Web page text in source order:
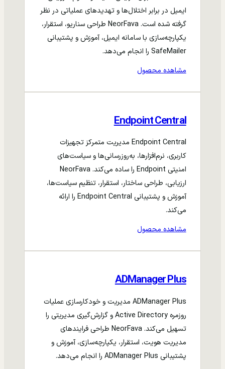
ایمیل در برابر اختلال‌ها و تهدیدهای عملیاتی در نظر
گرفته شده است. NeorFava طراحی سناریو، استقرار،
یکپارچه‌سازی با سامانه ایمیل، آموزش و پشتیبانی
SafeMailer را انجام می‌دهد.
مشاهده محصول
Endpoint Central
Endpoint Central مدیریت متمرکز تجهیزات
کاربری، نرم‌افزارها، به‌روزرسانی‌ها و سیاست‌های
امنیتی Endpoint را ساده می‌کند. NeorFava
ارزیابی، طراحی ساختار، استقرار، تنظیم سیاست‌ها،
آموزش و پشتیبانی Endpoint Central را ارائه
می‌کند.
مشاهده محصول
ADManager Plus
ADManager Plus مدیریت و خودکارسازی عملیات
روزمره Active Directory و گزارش‌گیری مدیریتی را
تسهیل می‌کند. NeorFava طراحی فرایندهای
مدیریت هویت، استقرار، یکپارچه‌سازی، آموزش و
پشتیبانی ADManager Plus را انجام می‌دهد.